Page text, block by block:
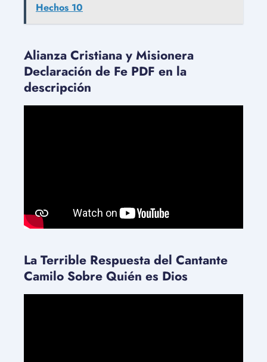
Hechos 10
Alianza Cristiana y Misionera
Declaración de Fe PDF en la
descripción
La Terrible Respuesta del Cantante
Camilo Sobre Quién es Dios